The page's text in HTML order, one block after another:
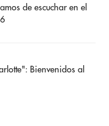
de escuchar en el
Bienvenidos al